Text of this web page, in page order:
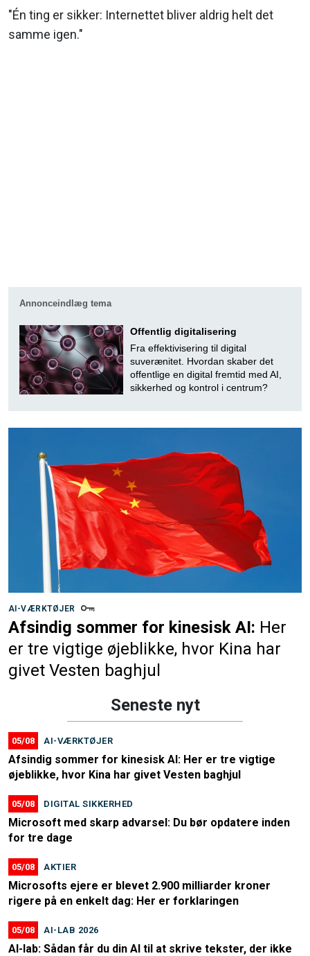
"Én ting er sikker: Internettet bliver aldrig helt det
samme igen."
Annonceindlæg tema
Offentlig digitalisering
Fra effektivisering til digital
suverænitet. Hvordan skaber det
offentlige en digital fremtid med AI,
sikkerhed og kontrol i centrum?
AI-VÆRKTØJER
Afsindig sommer for kinesisk AI: Her
er tre vigtige øjeblikke, hvor Kina har
givet Vesten baghjul
Seneste nyt
05/08 AI-VÆRKTØJER
Afsindig sommer for kinesisk AI: Her er tre vigtige
øjeblikke, hvor Kina har givet Vesten baghjul
05/08 DIGITAL SIKKERHED
Microsoft med skarp advarsel: Du bør opdatere inden
for tre dage
05/08 AKTIER
Microsofts ejere er blevet 2.900 milliarder kroner
rigere på en enkelt dag: Her er forklaringen
05/08 AI-LAB 2026
AI-lab: Sådan får du din AI til at skrive tekster, der ikke